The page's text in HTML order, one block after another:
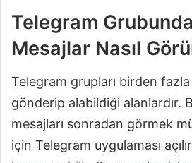
Telegram
Mesajlar Nasıl
Telegram grupları birden fazla
gönderip alabildiği alanlardır.
mesajları sonradan görmek
için Telegram uygulaması